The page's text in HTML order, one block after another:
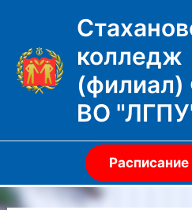
содержимомуколледж
ВО
Расписание